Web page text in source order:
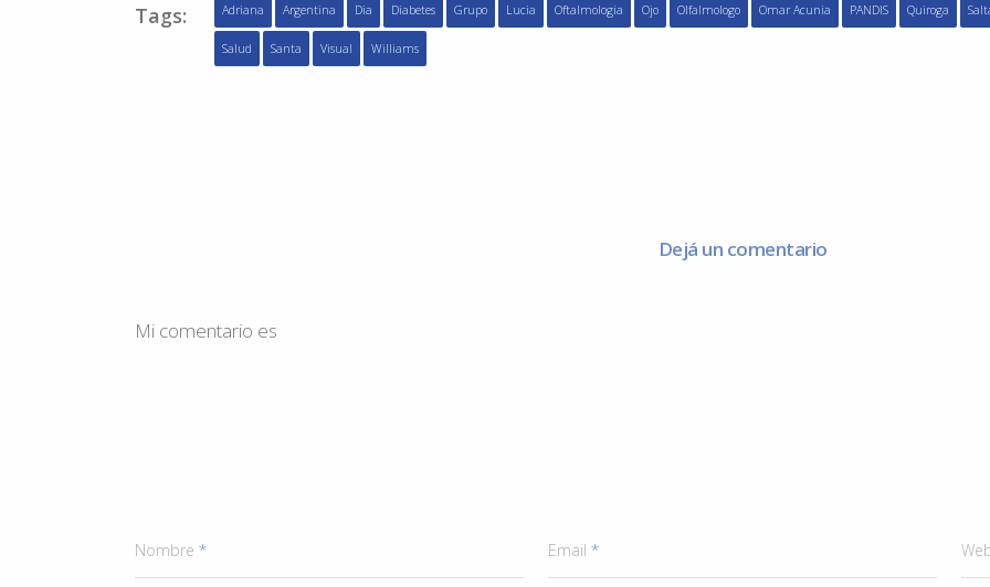
Tags: Adriana Argentina Dia Diabetes Grupo Lucia Oftalmologia Ojo Olfalmologo Omar Acunia PANDIS Quiroga
Salud Santa Visual Williams
Dejá un comentario
Mi comentario es
Nombre * Email *